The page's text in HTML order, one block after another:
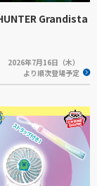
Grandista
2026年7月16日（木）
より順次登場予定